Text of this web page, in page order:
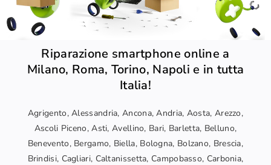
Riparazione smartphone online a
Milano, Roma, Torino, Napoli e in tutta
Italia!
Agrigento, Alessandria, Ancona, Andria, Aosta, Arezzo,
Ascoli Piceno, Asti, Avellino, Bari, Barletta, Belluno,
Benevento, Bergamo, Biella, Bologna, Bolzano, Brescia,
Brindisi, Cagliari, Caltanissetta, Campobasso, Carbonia,